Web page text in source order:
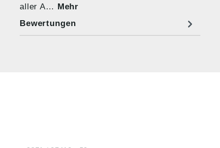
aller A… Mehr
Bewertungen